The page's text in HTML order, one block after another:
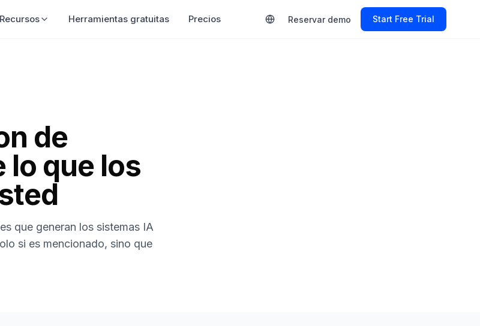
Recursos Herramientas gratuitas Precios Reservar demo Start Free Trial
de
lo que los
que generan los sistemas IA
si es mencionado, sino que